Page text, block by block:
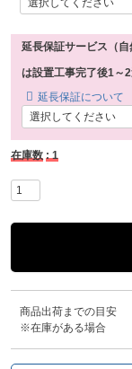
延長保証サービス（
は設置工事完了後1～2
延長保証について
在庫数 1
商品出荷までの目安
※在庫がある場合